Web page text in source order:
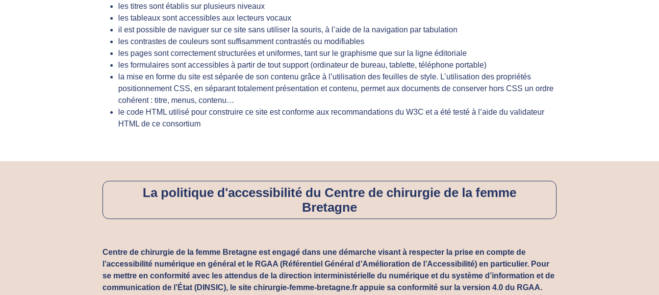
les titres sont établis sur plusieurs niveaux
les tableaux sont accessibles aux lecteurs vocaux
il est possible de naviguer sur ce site sans utiliser la souris, à l’aide de la navigation par tabulation
les contrastes de couleurs sont suffisamment contrastés ou modifiables
les pages sont correctement structurées et uniformes, tant sur le graphisme que sur la ligne éditoriale
les formulaires sont accessibles à partir de tout support (ordinateur de bureau, tablette, téléphone portable)
la mise en forme du site est séparée de son contenu grâce à l’utilisation des feuilles de style. L’utilisation des propriétés
positionnement CSS, en séparant totalement présentation et contenu, permet aux documents de conserver hors CSS un ordre
cohérent : titre, menus, contenu…
le code HTML utilisé pour construire ce site est conforme aux recommandations du W3C et a été testé à l’aide du validateur
HTML de ce consortium
La politique d'accessibilité du Centre de chirurgie de la femme
Bretagne
Centre de chirurgie de la femme Bretagne est engagé dans une démarche visant à respecter la prise en compte de
l’accessibilité numérique en général et le RGAA (Référentiel Général d’Amélioration de l’Accessibilité) en particulier. Pour
se mettre en conformité avec les attendus de la direction interministérielle du numérique et du système d’information et de
communication de l’État (DINSIC), le site chirurgie-femme-bretagne.fr appuie sa conformité sur la version 4.0 du RGAA.